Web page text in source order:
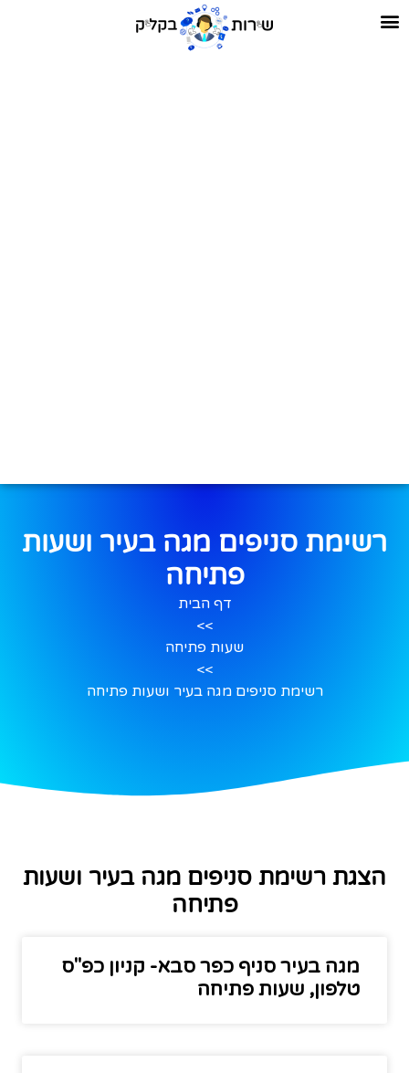
רשימת סניפים מגה בעיר ושעות
פתיחה
דף הבית
>>
שעות פתיחה
>>
רשימת סניפים מגה בעיר ושעות פתיחה
הצגת רשימת סניפים מגה בעיר ושעות
פתיחה
מגה בעיר סניף כפר סבא- קניון כפ"ס
טלפון, שעות פתיחה